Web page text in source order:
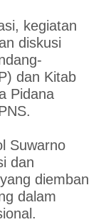
kegiatan
diskusi
dan Kitab
Pidana
Suwarno
dan
diemban
dalam